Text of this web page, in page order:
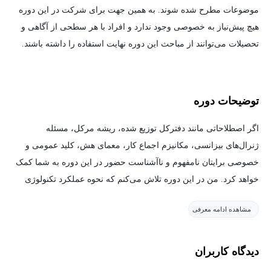
موضوعات مطرح شده شوند. به همین جهت برای شرکت در این دوره
هیچ پیش‌نیاز به خصوصی وجود ندارد و افراد با هر سطحی از آگاهی و
تحصیلات می‌توانند از مباحث این دوره نهایت استفاده را داشته باشند.
توضیحات دوره
اگر اصطلاحاتی مانند دفترکل توزیع شده، ریشه مرکل، مسئله
ژنرال‌های بیزانسی، مکانیزم اجماع کار، معمای هش، کلید عمومی و
خصوصی برایتان نامفهوم و ناآشناست حضور در این دوره به شما کمک
خواهد کرد. من در این دوره تلاش می‌کنم که نحوه عملکرد تکنولوژی
توضیح دهم.
من مدت‌ها کلمه بلاک‌چین را می‌شنیدم و با اینکه مفهوم آن تا حدودی
برایم روشن بود، مکانیزم کار آن برایم قابل‌درک نبود. ازاین‌رو مقاومت
مشاهده ادامه معرفی
دیدگاه کاربران